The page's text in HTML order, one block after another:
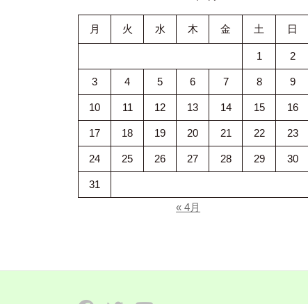
月 火 水 木 金 土 日
1 2
3 4 5 6 7 8 9
10 11 12 13 14 15 16
17 18 19 20 21 22 23
24 25 26 27 28 29 30
31
« 4月